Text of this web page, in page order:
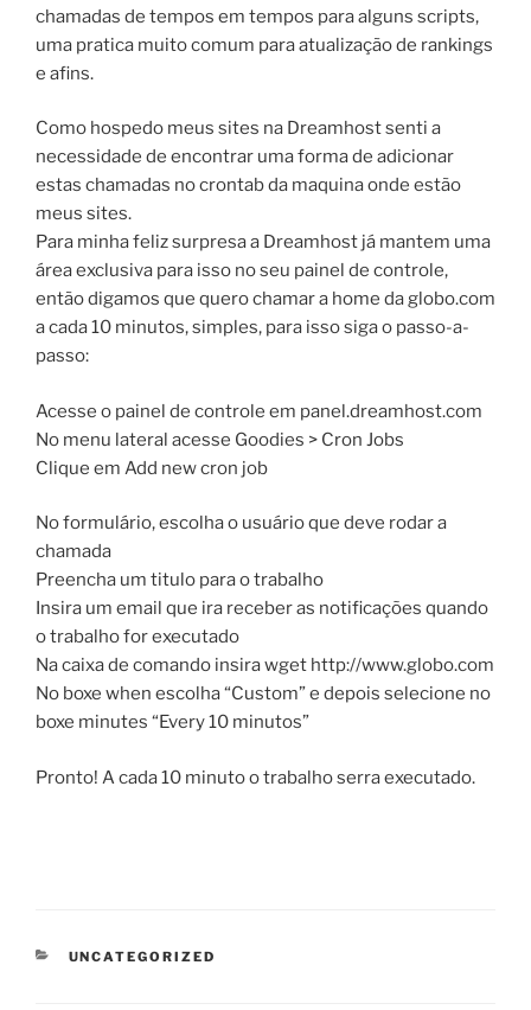
chamadas de tempos em tempos para alguns scripts,
uma pratica muito comum para atualização de rankings
e afins.
Como hospedo meus sites na Dreamhost senti a
necessidade de encontrar uma forma de adicionar
estas chamadas no crontab da maquina onde estão
meus sites.
Para minha feliz surpresa a Dreamhost já mantem uma
área exclusiva para isso no seu painel de controle,
então digamos que quero chamar a home da globo.com
a cada 10 minutos, simples, para isso siga o passo-a-
passo:
Acesse o painel de controle em panel.dreamhost.com
No menu lateral acesse Goodies > Cron Jobs
Clique em Add new cron job
No formulário, escolha o usuário que deve rodar a
chamada
Preencha um titulo para o trabalho
Insira um email que ira receber as notificações quando
o trabalho for executado
Na caixa de comando insira wget http://www.globo.com
No boxe when escolha “Custom” e depois selecione no
boxe minutes “Every 10 minutos”
Pronto! A cada 10 minuto o trabalho serra executado.
CATEGORIAS
UNCATEGORIZED